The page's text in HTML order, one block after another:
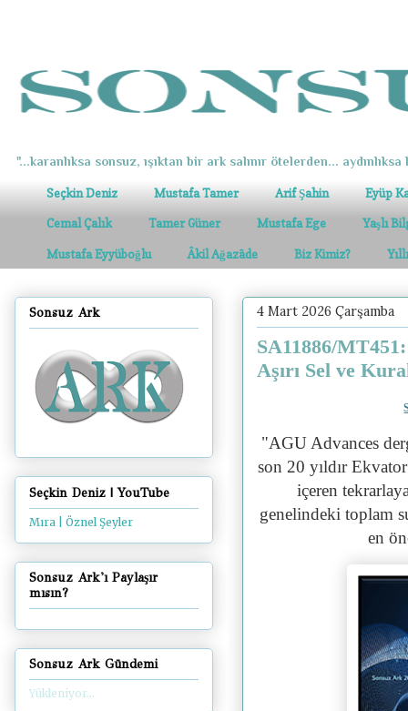
"...karanlıksa sonsuz, ışıktan bir ark salınır ötelerden... aydınlıksa
Seçkin Deniz Mustafa Tamer Arif Şahin Eyüp
Cemal Çalık Tamer Güner Mustafa Ege Yaşlı
Mustafa Eyyüboğlu Âkil Ağazâde Biz Kimiz?
4 Mart 2026 Çarşamba
SA11886/
Aşırı Sel ve
"AGU Advances
son 20 yıldır
içeren
genelindeki toplam
en
Sonsuz Ark
Seçkin Deniz | YouTube
Mıra | Öznel Şeyler
Sonsuz Ark'ı Paylaşır
mısın?
Sonsuz Ark Gündemi
Yükleniyor...